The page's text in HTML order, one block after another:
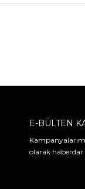
E-BÜLTEN
olarak haberdar